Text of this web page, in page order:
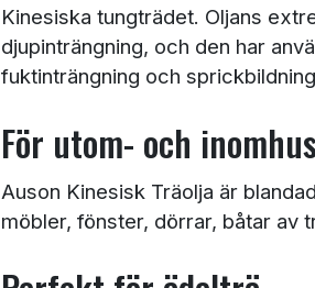
Kinesiska tungträdet. Oljans
djupinträngning, och den har
fuktinträngning och
För utom- och
Auson Kinesisk Träolja är
möbler, fönster, dörrar, båtar av